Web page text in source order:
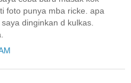
foto punya mba ricke. apa
dinginkan d kulkas.